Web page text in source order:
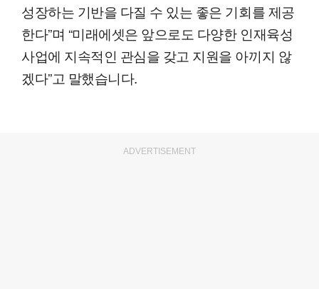
성장하는 기반을 다질 수 있는 좋은 기회를 제공
한다”며 “미래에셋은 앞으로도 다양한 인재육성
사업에 지속적인 관심을 갖고 지원을 아끼지 않
겠다”고 말했습니다.
ADVERTISEMENT